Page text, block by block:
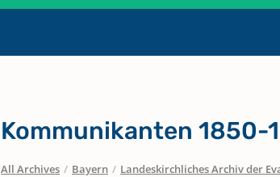
Kommunikanten 1850-
All Archives / Bayern / Landeskirchliches Archiv der